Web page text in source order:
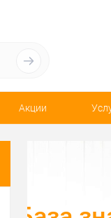
Акции